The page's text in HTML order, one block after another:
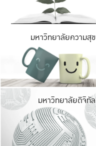
มหาวิทยาลัยความสุข
มหาวิทยาลัยดิจิทัล